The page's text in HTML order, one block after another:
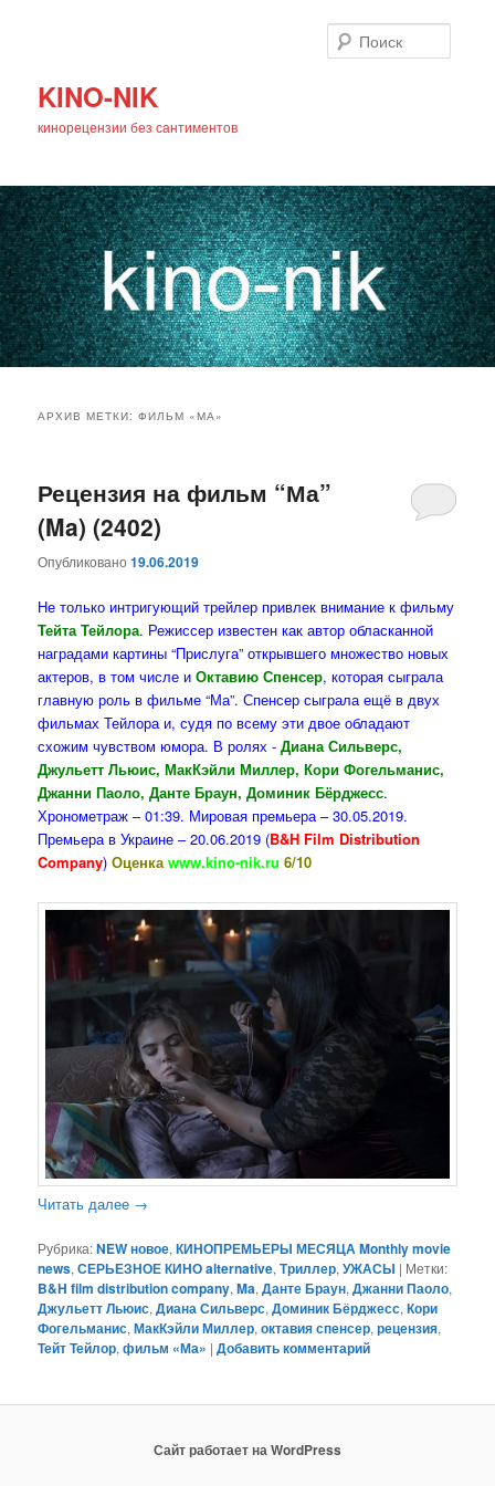
KINO-NIK
кинорецензии без сантиментов
основному
содержимому
дополнительному
содержимому
АРХИВ МЕТКИ:ФИЛЬМ «МА»
Рецензия на фильм “Ма”
(Ma) (2402)
Опубликовано19.06.2019
Не только интригующий трейлер привлек внимание к фильму
Тейта Тейлора. Режиссер известен как автор обласканной
наградами картины “Прислуга” открывшего множество новых
актеров, в том числе иОктавию Спенсер, которая сыграла
главную роль в фильме “Ма”. Спенсер сыграла ещё в двух
фильмах Тейлора и, судя по всему эти двое обладают
схожим чувством юмора. В ролях -Диана Сильверс,
Джульетт Льюис, МакКэйли Миллер, Кори Фогельманис,
Джанни Паоло, Данте Браун, Доминик Бёрджесс.
Хронометраж – 01:39. Мировая премьера – 30.05.2019.
Премьера в Украине – 20.06.2019 (B&H Film Distribution
Company) Оценкаwww.kino-nik.ru 6/10
Читать далее →
Рубрика:NEW новое,КИНОПРЕМЬЕРЫ МЕСЯЦА Monthly movie
news,СЕРЬЕЗНОЕ КИНО alternative,Триллер,УЖАСЫ | Метки:
B&H film distribution company,Ma,Данте Браун,Джанни Паоло,
Джульетт Льюис,Диана Сильверс,Доминик Бёрджесс,Кори
Фогельманис,МакКэйли Миллер,октавия спенсер,рецензия,
Тейт Тейлор,фильм «Ма» |Добавить комментарий
Сайт работает на WordPress